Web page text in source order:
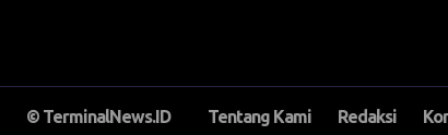
© TerminalNews.ID Tentang Kami Redaksi